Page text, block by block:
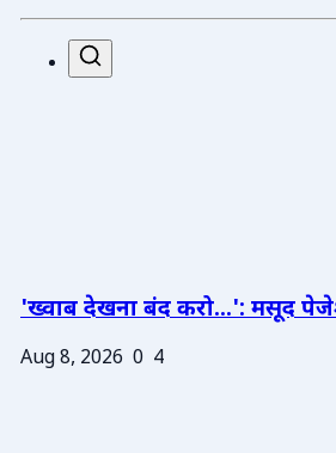
'ख्वाब देखना बंद करो...': मसूद
Aug 8, 2026 0 4